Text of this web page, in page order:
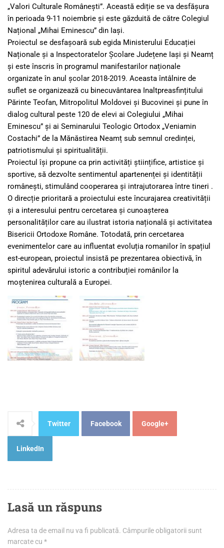
„Valori Culturale Românești”. Această ediție se va desfășura
în perioada 9-11 noiembrie și este găzduită de către Colegiul
Național „Mihai Eminescu” din Iași.
Proiectul se desfașoară sub egida Ministerului Educației
Naționale și a Inspectoratelor Școlare Județene Iași și Neamț
și este înscris în programul manifestarilor naționale
organizate în anul școlar 2018-2019. Aceasta întâlnire de
suflet se organizează cu binecuvântarea Inaltpreasfințitului
Părinte Teofan, Mitropolitul Moldovei și Bucovinei și pune în
dialog cultural peste 120 de elevi ai Colegiului „Mihai
Eminescu” și ai Seminarului Teologic Ortodox „Veniamin
Costachi” de la Mănăstirea Neamț sub semnul credinței,
patriotismului și spiritualității.
Proiectul își propune ca prin activități științifice, artistice și
sportive, să dezvolte sentimentul apartenenței și identității
românești, stimulând cooperarea și intrajutorarea între tineri .
O direcție prioritară a proiectului este încurajarea creativității
și a interesului pentru cercetarea și cunoașterea
personalităților care au ilustrat istoria națională și activitatea
Bisericii Ortodoxe Române. Totodată, prin cercetarea
evenimentelor care au influentat evoluția romanilor în spațiul
est-european, proiectul insistă pe prezentarea obiectivă, în
spiritul adevărului istoric a contribuției românilor la
moștenirea culturală a Europei.
Twitter Facebook Google+
LinkedIn
Lasă un răspuns
Adresa ta de email nu va fi publicată. Câmpurile obligatorii sunt
marcate cu *